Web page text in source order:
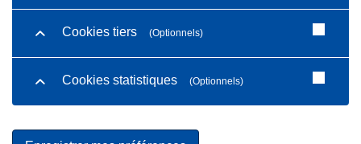
Cookies tiers (Optionnels)
Cookies statistiques (Optionnels)